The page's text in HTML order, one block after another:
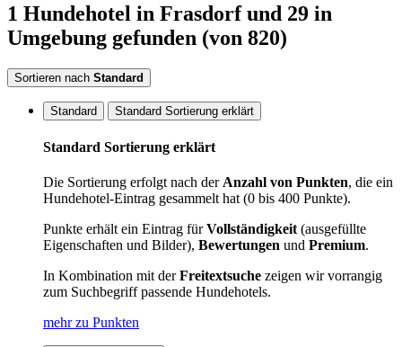
1 Hundehotel in Frasdorfund 29 in
Umgebung gefunden (von 820)
Sortieren nach Standard
Standard Standard Sortierung erklärt
Standard Sortierung erklärt
Die Sortierung erfolgt nach der Anzahl von Punkten, die ein
Hundehotel-Eintrag gesammelt hat (0 bis 400 Punkte).
Punkte erhält ein Eintrag fürVollständigkeit (ausgefüllte
Eigenschaften und Bilder), Bewertungen und Premium.
In Kombination mit derFreitextsuche zeigen wir vorrangig
zum Suchbegriff passende Hundehotels.
mehr zu Punkten